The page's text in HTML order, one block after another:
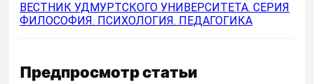
ВЕСТНИК УДМУРТСКОГО УНИВЕРСИТЕТА. СЕРИЯ
ФИЛОСОФИЯ. ПСИХОЛОГИЯ. ПЕДАГОГИКА
Предпросмотр статьи